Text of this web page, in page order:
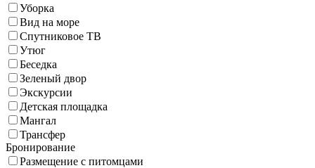
Уборка
Вид на море
Спутниковое ТВ
Утюг
Беседка
Зеленый двор
Экскурсии
Детская площадка
Мангал
Трансфер
Бронирование
Размещение с питомцами